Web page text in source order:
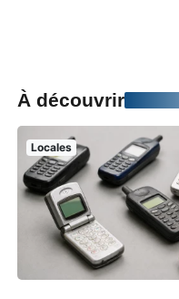
À découvrir
Locales